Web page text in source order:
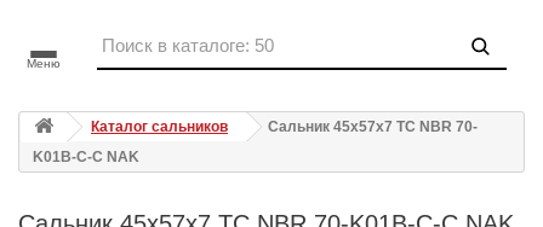
Меню
Каталог сальников
Сальник 45x57x7 TC NBR 70-
K01B-C-C NAK